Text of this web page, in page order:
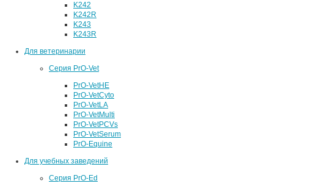
K242
K242R
K243
K243R
Для ветеринарии
Серия PrO-Vet
PrO-VetHE
PrO-VetCyto
PrO-VetLA
PrO-VetMulti
PrO-VetPCVs
PrO-VetSerum
PrO-Equine
Для учебных заведений
Серия PrO-Ed